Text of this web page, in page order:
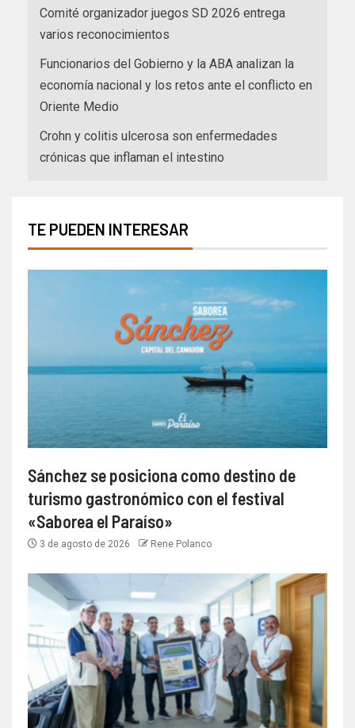
Comité organizador juegos SD 2026 entrega
varios reconocimientos
Funcionarios del Gobierno y la ABA analizan la
economía nacional y los retos ante el conflicto en
Oriente Medio
Crohn y colitis ulcerosa son enfermedades
crónicas que inflaman el intestino
TE PUEDEN INTERESAR
Sánchez se posiciona como destino de
turismo gastronómico con el festival
«Saborea el Paraíso»
3 de agosto de 2026 Rene Polanco